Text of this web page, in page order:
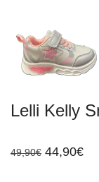
Lelli Kelly
49,90€ Original
44,90€Η